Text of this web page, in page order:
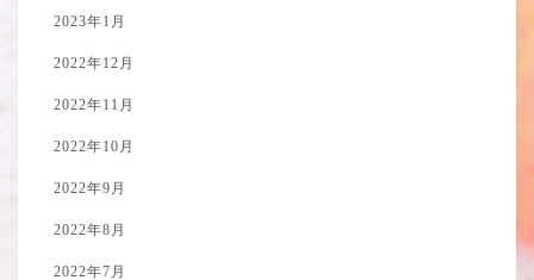
2023年1月
2022年12月
2022年11月
2022年10月
2022年9月
2022年8月
2022年7月